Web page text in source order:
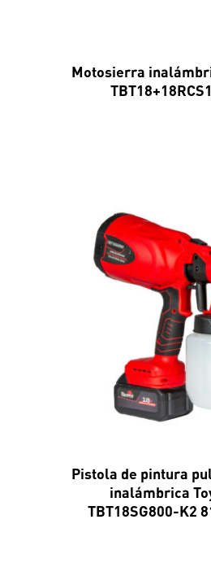
Motosierra
Pistola de pintura
inalámbrica
TBT18SG800-K2